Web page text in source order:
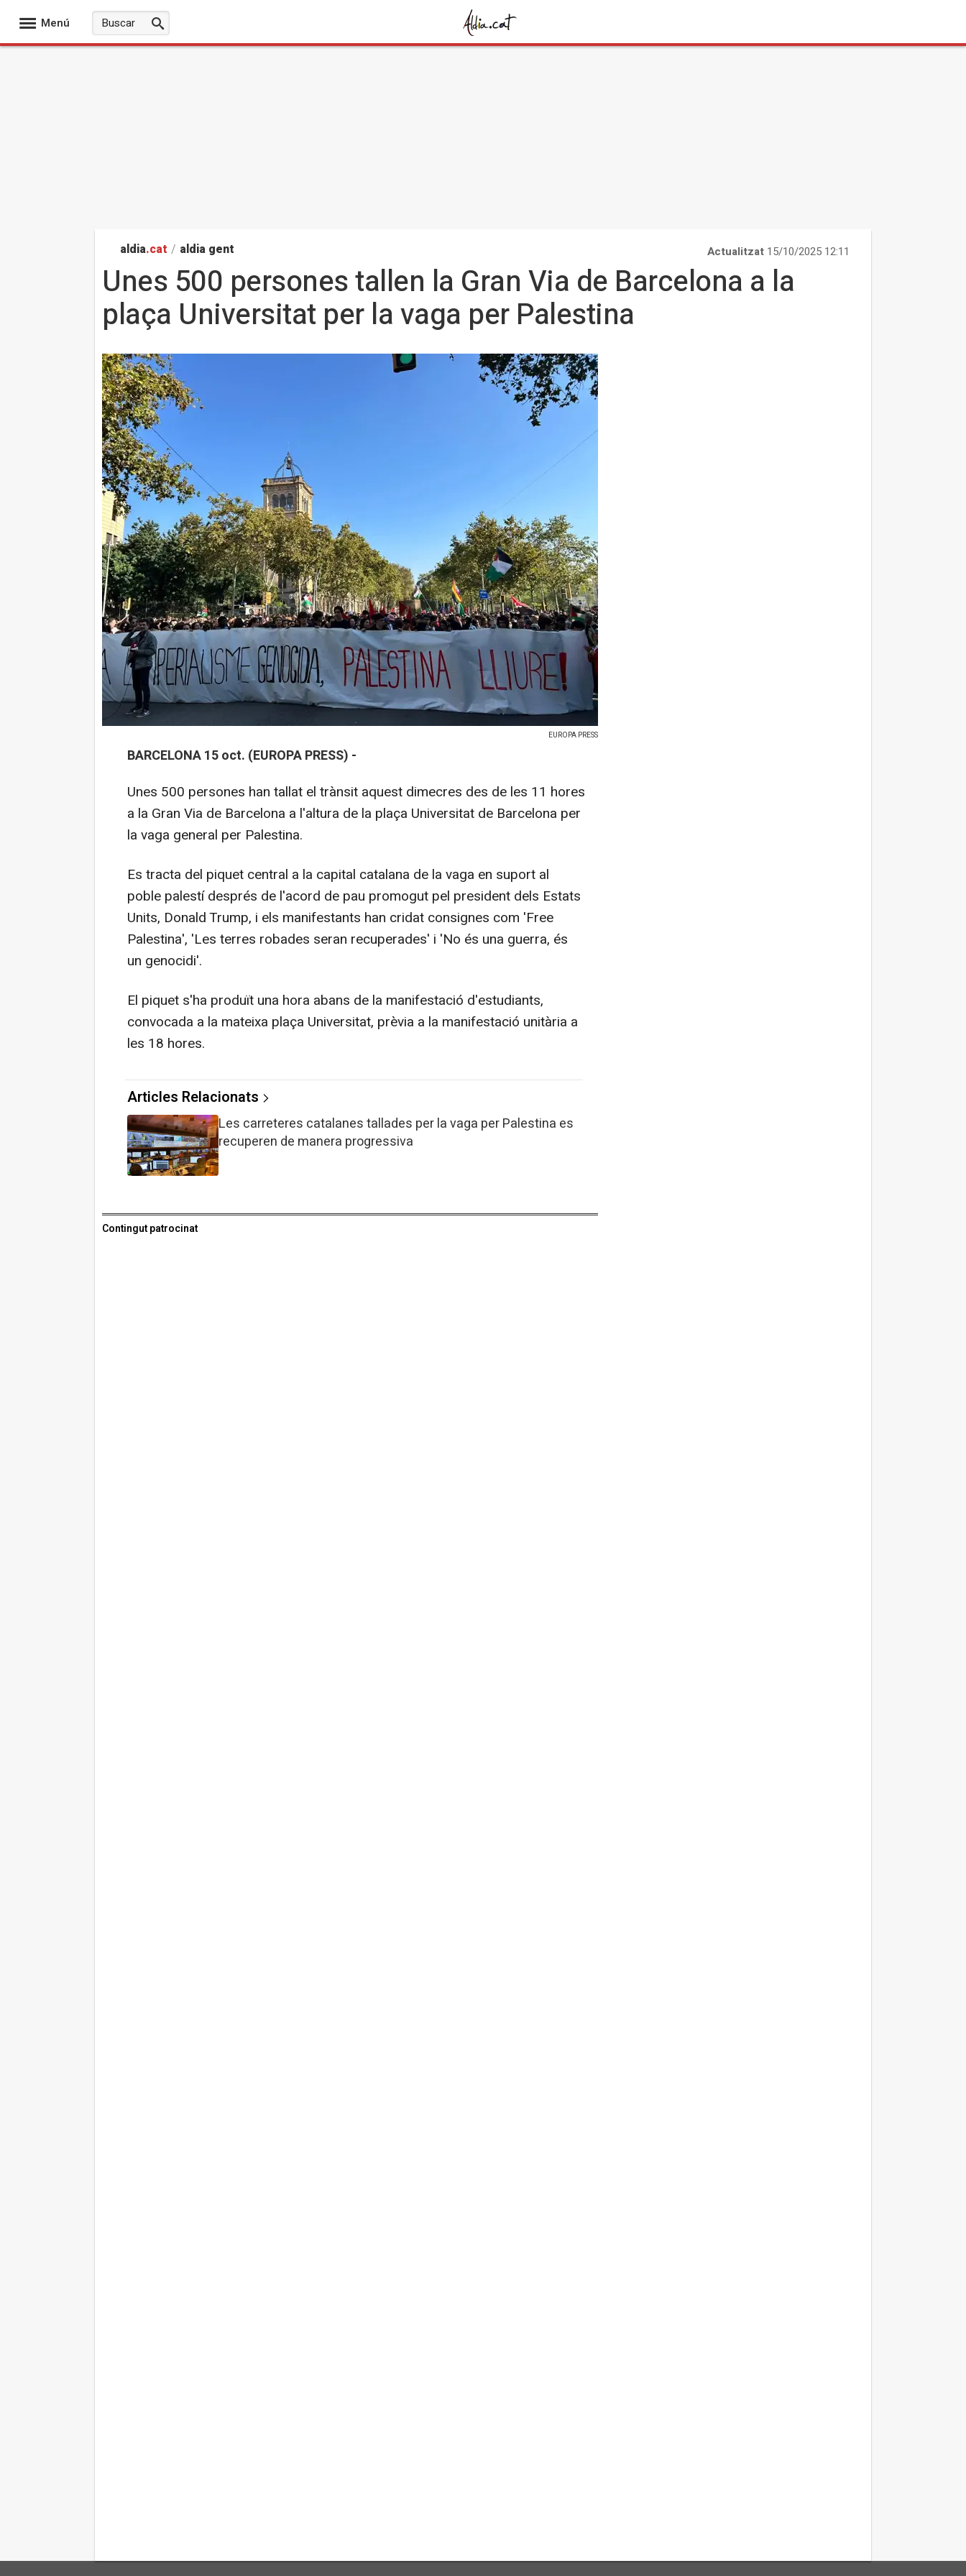
Menú
aldia.cat / aldia gent Actualitzat 15/10/2025 12:11
Unes 500 persones tallen la Gran Via de Barcelona a la
plaça Universitat per la vaga per Palestina
EUROPA PRESS
BARCELONA 15 oct. (EUROPA PRESS) -
Unes 500 persones han tallat el trànsit aquest dimecres des de les 11 hores
a la Gran Via de Barcelona a l'altura de la plaça Universitat de Barcelona per
la vaga general per Palestina.
Es tracta del piquet central a la capital catalana de la vaga en suport al
poble palestí després de l'acord de pau promogut pel president dels Estats
Units, Donald Trump, i els manifestants han cridat consignes com 'Free
Palestina', 'Les terres robades seran recuperades' i 'No és una guerra, és
un genocidi'.
El piquet s'ha produït una hora abans de la manifestació d'estudiants,
convocada a la mateixa plaça Universitat, prèvia a la manifestació unitària a
les 18 hores.
Articles Relacionats
Les carreteres catalanes tallades per la vaga per Palestina es
recuperen de manera progressiva
Contingut patrocinat